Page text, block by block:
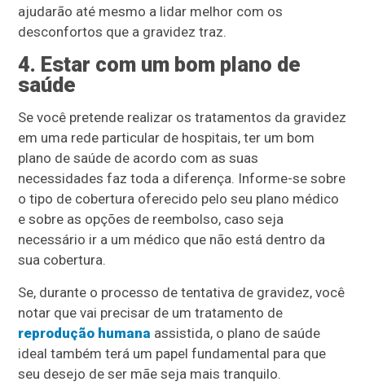
ajudarão até mesmo a lidar melhor com os
desconfortos que a gravidez traz.
4. Estar com um bom plano de
saúde
Se você pretende realizar os tratamentos da gravidez
em uma rede particular de hospitais, ter um bom
plano de saúde de acordo com as suas
necessidades faz toda a diferença. Informe-se sobre
o tipo de cobertura oferecido pelo seu plano médico
e sobre as opções de reembolso, caso seja
necessário ir a um médico que não está dentro da
sua cobertura.
Se, durante o processo de tentativa de gravidez, você
notar que vai precisar de um tratamento de
reprodução humana assistida, o plano de saúde
ideal também terá um papel fundamental para que
seu desejo de ser mãe seja mais tranquilo.